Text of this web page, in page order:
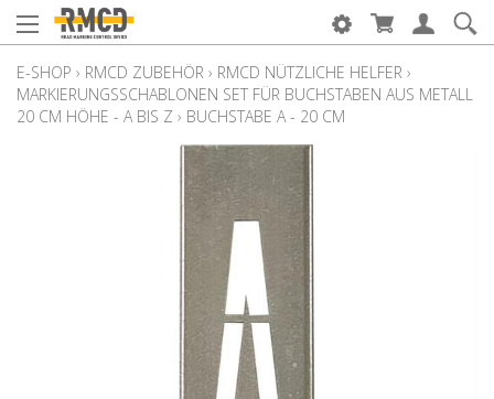
E-SHOP › RMCD ZUBEHÖR › RMCD NÜTZLICHE HELFER ›
MARKIERUNGSSCHABLONEN SET FÜR BUCHSTABEN AUS METALL
20 CM HÖHE - A BIS Z › BUCHSTABE A - 20 CM